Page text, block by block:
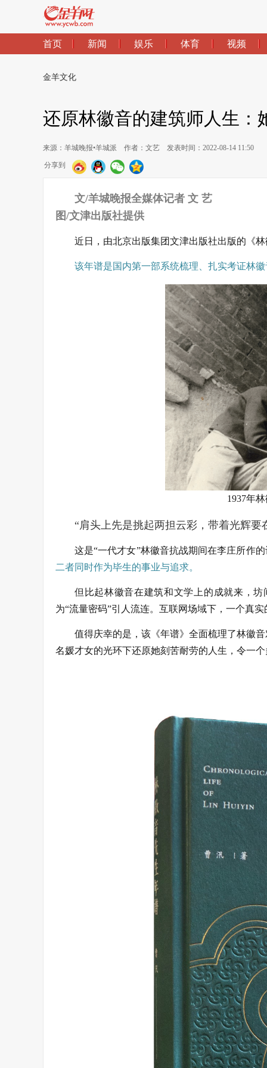
首页 新闻 娱乐 体育 视频
金羊文化
还原林徽音的建筑师人生：
来源：羊城晚报•羊城派 作者：文艺 发表时间：2022-08-14 11:50
分享到
文/羊城晚报全媒体记者 文 艺
图/文津出版社提供
近日，由北京出版集团文津出版社出版的《
该年谱是国内第一部系统梳理、扎实考证林
1937年
“肩头上先是挑起两担云彩，带着光辉要
这是“一代才女”林徽音抗战期间在李庄所作
二者同时作为毕生的事业与追求。
但比起林徽音在建筑和文学上的成就来，
为“流量密码”引人流连。互联网场域下，一个真
值得庆幸的是，该《年谱》全面梳理了林徽
名媛才女的光环下还原她刻苦耐劳的人生，令一